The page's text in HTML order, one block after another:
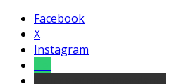
Facebook
X
Instagram